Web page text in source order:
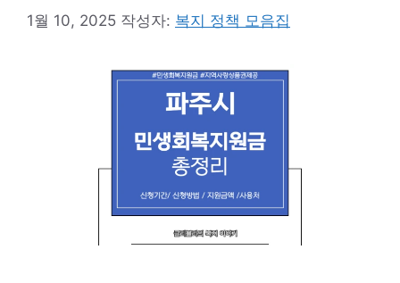
1월 10, 2025 작성자: 복지 정책 모음집